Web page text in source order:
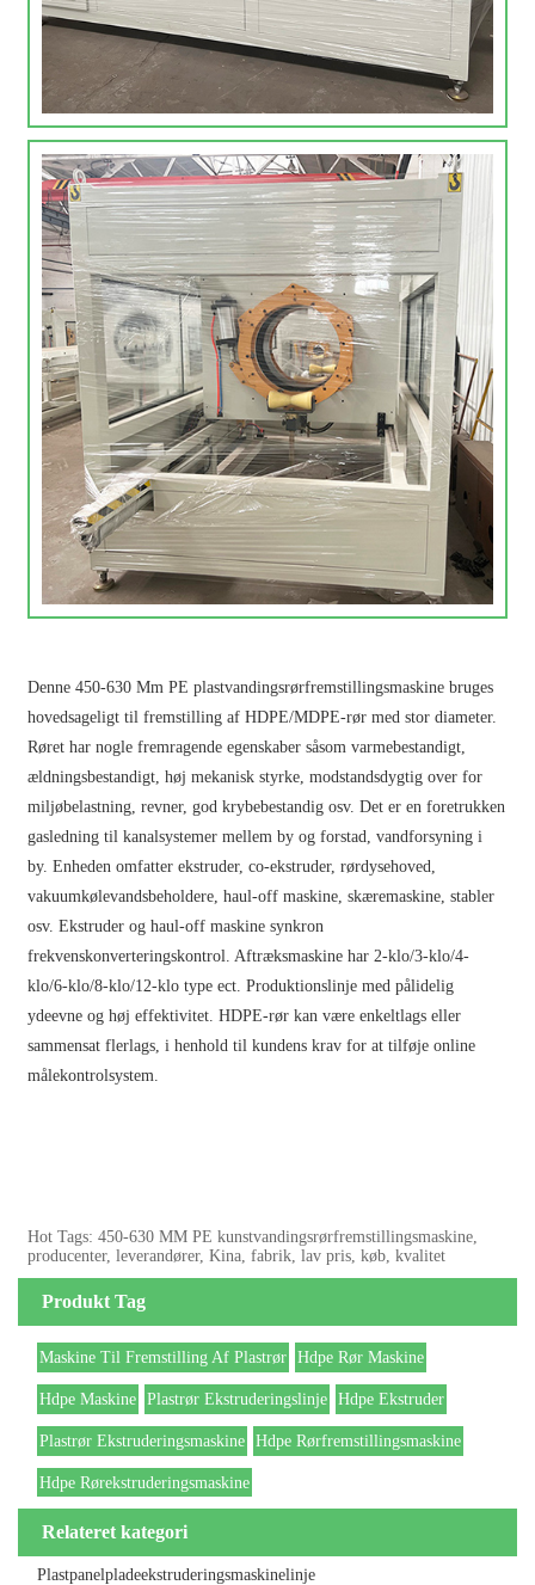
Denne 450-630 Mm PE plastvandingsrørfremstillingsmaskine bruges
hovedsageligt til fremstilling af HDPE/MDPE-rør med stor diameter.
Røret har nogle fremragende egenskaber såsom varmebestandigt,
ældningsbestandigt, høj mekanisk styrke, modstandsdygtig over for
miljøbelastning, revner, god krybebestandig osv. Det er en foretrukken
gasledning til kanalsystemer mellem by og forstad, vandforsyning i
by. Enheden omfatter ekstruder, co-ekstruder, rørdysehoved,
vakuumkølevandsbeholdere, haul-off maskine, skæremaskine, stabler
osv. Ekstruder og haul-off maskine synkron
frekvenskonverteringskontrol. Aftræksmaskine har 2-klo/3-klo/4-
klo/6-klo/8-klo/12-klo type ect. Produktionslinje med pålidelig
ydeevne og høj effektivitet. HDPE-rør kan være enkeltlags eller
sammensat flerlags, i henhold til kundens krav for at tilføje online
målekontrolsystem.
Hot Tags: 450-630 MM PE kunstvandingsrørfremstillingsmaskine,
producenter, leverandører, Kina, fabrik, lav pris, køb, kvalitet
Produkt Tag
Maskine Til Fremstilling Af Plastrør Hdpe Rør Maskine
Hdpe Maskine Plastrør Ekstruderingslinje Hdpe Ekstruder
Plastrør Ekstruderingsmaskine Hdpe Rørfremstillingsmaskine
Hdpe Rørekstruderingsmaskine
Relateret kategori
Plastpanelpladeekstruderingsmaskinelinje